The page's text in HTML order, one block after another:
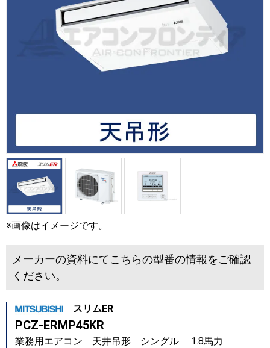
※画像はイメージです。
メーカーの資料にてこちらの型番の情報をご確認
ください。
スリムER
PCZ-ERMP45KR
業務用エアコン 天井吊形 シングル 1.8馬力